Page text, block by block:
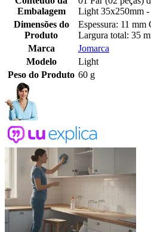
Embalagem
Light 35x250mm -
Dimensões do
Produto
Espessura: 11
Largura total: 35
Marca
Jomarca
Modelo
Light
Peso do Produto 60 g